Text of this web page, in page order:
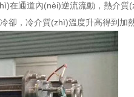
通道內(nèi)逆流流動，熱介
，冷介質(zhì)溫度升高得到加熱